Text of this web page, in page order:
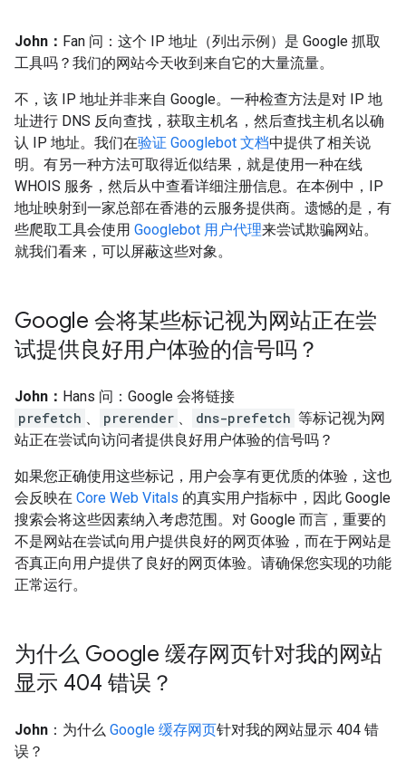
John： Fan 问：这个 IP 地址（列出示例）是 Google 抓取
工具吗？我们的网站今天收到来自它的大量流量。
不，该 IP 地址并非来自 Google。一种检查方法是对 IP 地
址进行 DNS 反向查找，获取主机名，然后查找主机名以确
认 IP 地址。我们在验证 Googlebot 文档中提供了相关说
明。有另一种方法可取得近似结果，就是使用一种在线
WHOIS 服务，然后从中查看详细注册信息。在本例中，IP
地址映射到一家总部在香港的云服务提供商。遗憾的是，有
些爬取工具会使用 Googlebot 用户代理来尝试欺骗网站。
就我们看来，可以屏蔽这些对象。
Google 会将某些标记视为网站正在尝
试提供良好用户体验的信号吗？
John： Hans 问：Google 会将链接
prefetch 、 prerender 、 dns-prefetch 等标记视为网
站正在尝试向访问者提供良好用户体验的信号吗？
如果您正确使用这些标记，用户会享有更优质的体验，这也
会反映在 Core Web Vitals 的真实用户指标中，因此 Google
搜索会将这些因素纳入考虑范围。对 Google 而言，重要的
不是网站在尝试向用户提供良好的网页体验，而在于网站是
否真正向用户提供了良好的网页体验。请确保您实现的功能
正常运行。
为什么 Google 缓存网页针对我的网站
显示 404 错误？
John ：为什么 Google 缓存网页针对我的网站显示 404 错
误？